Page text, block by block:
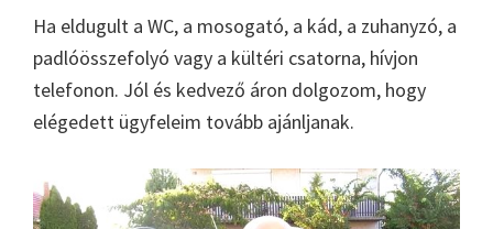
Ha eldugult a WC, a mosogató, a kád, a zuhanyzó, a
padlóösszefolyó vagy a kültéri csatorna, hívjon
telefonon. Jól és kedvező áron dolgozom, hogy
elégedett ügyfeleim tovább ajánljanak.